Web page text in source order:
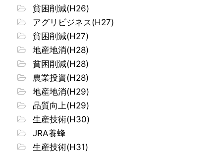
貧困削減(H26)
アグリビジネス(H27)
貧困削減(H27)
地産地消(H28)
貧困削減(H28)
農業投資(H28)
地産地消(H29)
品質向上(H29)
生産技術(H30)
JRA養蜂
生産技術(H31)